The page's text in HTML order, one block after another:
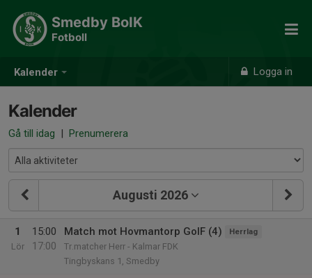
Kalender Logga in
Smedby BoIK
Fotboll
Kalender
Gå till idag | Prenumerera
Augusti 2026
1
Lör
15:00
17:00
Match mot Hovmantorp GoIF (4) Herrlag
Tr.matcher Herr - Kalmar FDK
Tingbyskans 1, Smedby